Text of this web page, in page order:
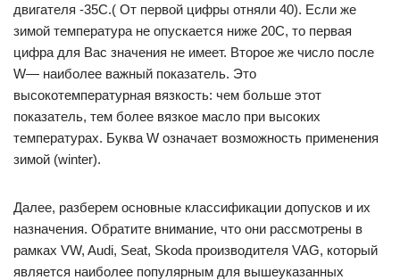
двигателя -35С.( От первой цифры отняли 40). Если же
зимой температура не опускается ниже 20С, то первая
цифра для Вас значения не имеет. Второе же число после
W— наиболее важный показатель. Это
высокотемпературная вязкость: чем больше этот
показатель, тем более вязкое масло при высоких
температурах. Буква W означает возможность применения
зимой (winter).
Далее, разберем основные классификации допусков и их
назначения. Обратите внимание, что они рассмотрены в
рамках VW, Audi, Seat, Skoda производителя VAG, который
является наиболее популярным для вышеуказанных